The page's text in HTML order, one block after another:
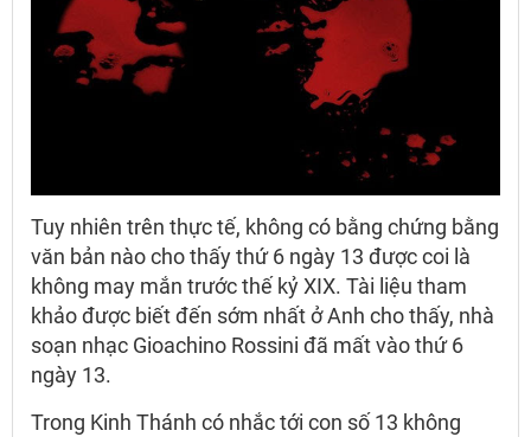
Tuy nhiên trên thực tế, không có bằng chứng bằng
văn bản nào cho thấy thứ 6 ngày 13 được coi là
không may mắn trước thế kỷ XIX. Tài liệu tham
khảo được biết đến sớm nhất ở Anh cho thấy, nhà
soạn nhạc Gioachino Rossini đã mất vào thứ 6
ngày 13.
Trong Kinh Thánh có nhắc tới con số 13 không